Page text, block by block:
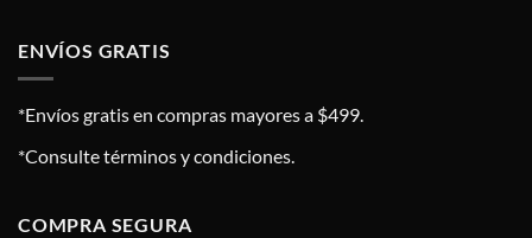
ENVÍOS GRATIS
*Envíos gratis en compras mayores a $499.
*Consulte términos y condiciones.
COMPRA SEGURA